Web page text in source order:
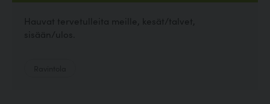
Hauvat tervetulleita meille, kesät/talvet,
sisään/ulos.